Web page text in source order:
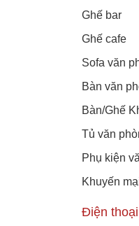
Ghế bar
Ghế cafe
Sofa văn
Bàn văn
Bàn/Ghế
Tủ văn
Phụ kiện
Khuyến
Điện